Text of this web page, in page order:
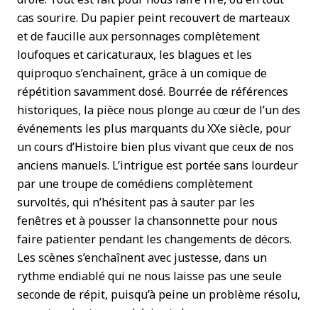
cas sourire. Du papier peint recouvert de marteaux
et de faucille aux personnages complètement
loufoques et caricaturaux, les blagues et les
quiproquo s’enchaînent, grâce à un comique de
répétition savamment dosé. Bourrée de références
historiques, la pièce nous plonge au cœur de l’un des
événements les plus marquants du XXesiècle, pour
un cours d’Histoire bien plus vivant que ceux de nos
anciens manuels. L’intrigue est portée sans lourdeur
par une troupe de comédiens complètement
survoltés, qui n’hésitent pas à sauter par les
fenêtres et à pousser la chansonnette pour nous
faire patienter pendant les changements de décors.
Les scènes s’enchaînent avec justesse, dans un
rythme endiablé qui ne nous laisse pas une seule
seconde de répit, puisqu’à peine un problème résolu,